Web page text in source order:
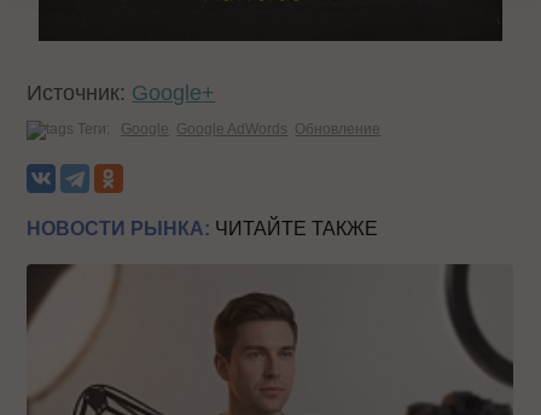
Источник: Google+
Теги: Google Google AdWords Обновление
НОВОСТИ РЫНКА: ЧИТАЙТЕ ТАКЖЕ